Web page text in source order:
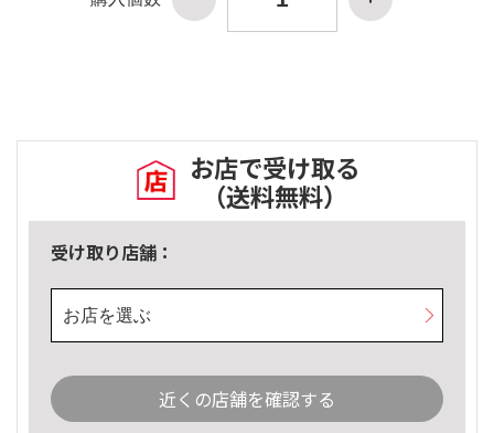
お店で受け取る
（送料無料）
受け取り店舗：
お店を選ぶ
近くの店舗を確認する